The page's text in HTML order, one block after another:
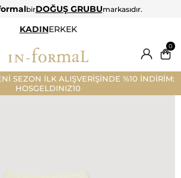
birDOĞUŞ GRUBUmarkasıdır.
KADINERKEK
0
SEZON İLK ALIŞVERİŞİNDE %10 İNDİRİM:
HOSGELDINIZ10